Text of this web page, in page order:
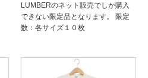
LUMBERのネット販売でしか購入
できない限定品となります。 限定
数：各サイズ１０枚